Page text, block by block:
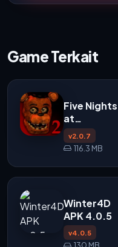
Game Terkait
Five Nights
at
Freddy's 2
APK
v2.0.7
116.3 MB
Winter4D
APK 4.0.5
v4.0.5